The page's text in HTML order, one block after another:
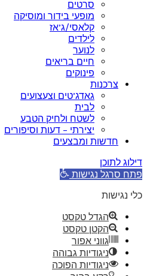
סרטים
מופעי בידור ומוסיקה
קלאסי/ג’אז
לילדים
לנוער
חיים בריאים
פינוקים
צרכנות
גאדג’טים וצעצועים
לבית
לשטח ולחיק הטבע
יצירתי – דעות וסיפורים
חדשות ומבצעים
דילוג לתוכן
פתח סרגל נגישות
כלי נגישות
הגדל טקסט
הקטן טקסט
גווני אפור
ניגודיות גבוהה
ניגודיות הפוכה